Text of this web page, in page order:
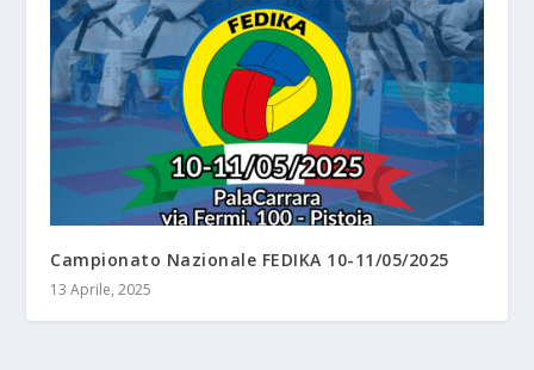
Campionato Nazionale FEDIKA 10-11/05/2025
13 Aprile, 2025